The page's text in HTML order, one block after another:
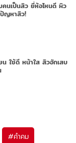
คนเป็นสิว ยี่ห้อไหนดี ผิว
ญหาสิว!
ใช้ดี หน้าใส สิวอักเสบ
#คำคม